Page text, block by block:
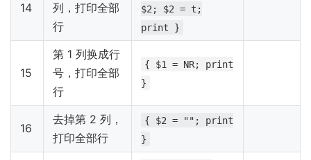
14
列，打印全部
行
$2; $2 = t;
print }
15
第 1 列换成行
号，打印全部
行
{ $1 = NR; print
}
16
去掉第 2 列，
打印全部行
{ $2 = ""; print
}